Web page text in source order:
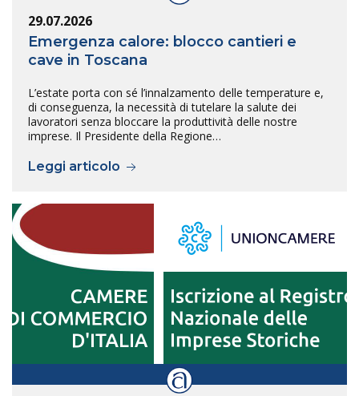
29.07.2026
Emergenza calore: blocco cantieri e
cave in Toscana
L’estate porta con sé l’innalzamento delle temperature e,
di conseguenza, la necessità di tutelare la salute dei
lavoratori senza bloccare la produttività delle nostre
imprese. Il Presidente della Regione…
Leggi articolo